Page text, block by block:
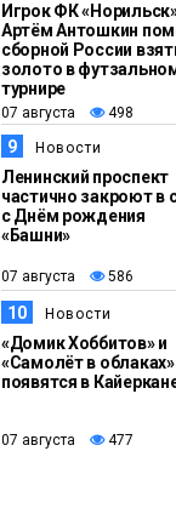
Игрок ФК
Артём Антошкин
сборной России
золото в
турнире
07 августа 498
9 Новости
Ленинский проспект
частично закроют в
с Днём рождения
«Башни»
07 августа 586
10 Новости
«Домик Хоббитов» и
«Самолёт в облаках»
появятся в
07 августа 477